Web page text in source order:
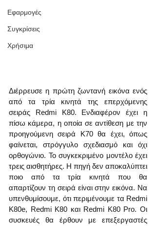
Εφαρμογές
Συγκρίσεις
Χρήσιμα
Διέρρευσε η πρώτη ζωντανή εικόνα ενός
από τα τρία κινητά της επερχόμενης
σειράς Redmi K80. Ενδιαφέρον έχει η
πίσω κάμερα, η οποία σε αντίθεση με την
προηγούμενη σειρά K70 θα έχει, όπως
φαίνεται, στρόγγυλο σχεδιασμό και όχι
ορθογώνιο. Το συγκεκριμένο μοντέλο έχει
τρεις αισθητήρες. Η πηγή δεν αποκαλύπτει
ποιο από τα τρία κινητά που θα
απαρτίζουν τη σειρά είναι στην εικόνα. Να
υπενθυμίσουμε, ότι περιμένουμε τα Redmi
K80e, Redmi K80 και Redmi K80 Pro. Οι
συσκευές θα έρθουν με επεξεργαστές